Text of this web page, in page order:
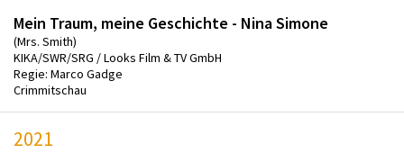
Mein Traum, meine Geschichte - Nina Simone
(Mrs. Smith)
KIKA/SWR/SRG / Looks Film & TV GmbH
Regie: Marco Gadge
Crimmitschau
2021